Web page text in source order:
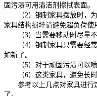
固污渍可用清洁剂擦拭表面。
（2）钢制家具摆放时，为
家具结构损坏请避免超负荷使
（3）当需要移动时尽量不
（4）钢制家具只需要经常
如新了。
（5）对于顽固污渍可以喷
（6）这类家具，避免长时
参考以上几点对家具进行